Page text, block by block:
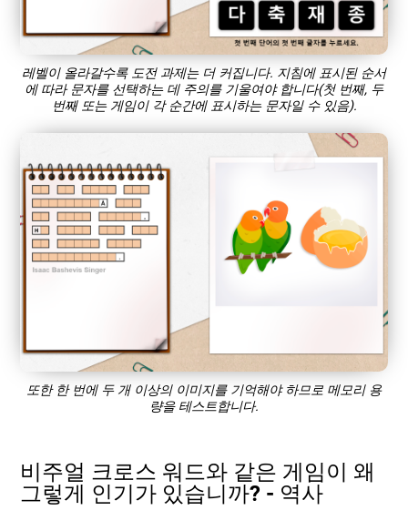
레벨이 올라갈수록 도전 과제는 더 커집니다. 지침에 표시된 순서
에 따라 문자를 선택하는 데 주의를 기울여야 합니다(첫 번째, 두
번째 또는 게임이 각 순간에 표시하는 문자일 수 있음).
또한 한 번에 두 개 이상의 이미지를 기억해야 하므로 메모리 용
량을 테스트합니다.
비주얼 크로스 워드와 같은 게임이 왜
그렇게 인기가 있습니까? - 역사